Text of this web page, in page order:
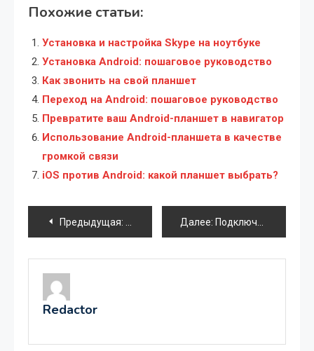
Похожие статьи:
Установка и настройка Skype на ноутбуке
Установка Android: пошаговое руководство
Как звонить на свой планшет
Переход на Android: пошаговое руководство
Превратите ваш Android-планшет в навигатор
Использование Android-планшета в качестве
громкой связи
iOS против Android: какой планшет выбрать?
Навигация
по
записям
Предыдущая: Выбор идеального iPhone: руководство
Далее: Подключение Android планшета к телевизору
Redactor